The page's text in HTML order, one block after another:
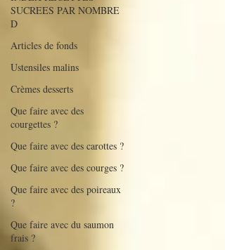
SUCREES PAR NOMBRE
D
Articles de fonds
Ustensiles malins
Crèmes desserts
Que faire avec des
courgettes ?
Que faire avec des carottes ?
Que faire avec des courges ?
Que faire avec des poireaux
?
Que faire avec du saumon
frais ?